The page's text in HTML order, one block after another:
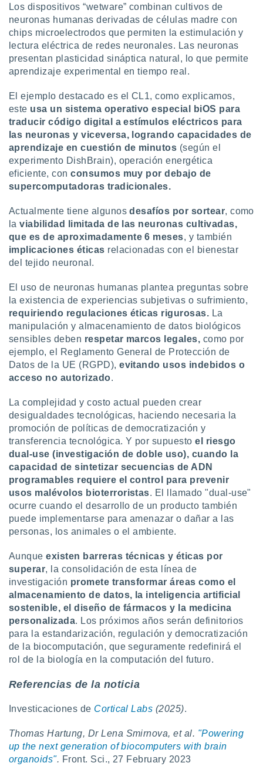
Los dispositivos “wetware” combinan cultivos de
neuronas humanas derivadas de células madre con
chips microelectrodos que permiten la estimulación y
lectura eléctrica de redes neuronales. Las neuronas
presentan plasticidad sináptica natural, lo que permite
aprendizaje experimental en tiempo real.
El ejemplo destacado es el CL1, como explicamos,
este usa un sistema operativo especial biOS para
traducir código digital a estímulos eléctricos para
las neuronas y viceversa, logrando capacidades de
aprendizaje en cuestión de minutos (según el
experimento DishBrain), operación energética
eficiente, conconsumos muy por debajo de
supercomputadoras tradicionales.
Actualmente tiene algunos desafíos por sortear, como
la viabilidad limitada de las neuronas cultivadas,
que es de aproximadamente 6 meses, y también
implicaciones éticas relacionadas con el bienestar
del tejido neuronal.
El uso de neuronas humanas plantea preguntas sobre
la existencia de experiencias subjetivas o sufrimiento,
requiriendo regulaciones éticas rigurosas. La
manipulación y almacenamiento de datos biológicos
sensibles deben respetar marcos legales, como por
ejemplo, el Reglamento General de Protección de
Datos de la UE (RGPD),evitando usos indebidos o
acceso no autorizado.
La complejidad y costo actual pueden crear
desigualdades tecnológicas, haciendo necesaria la
promoción de políticas de democratización y
transferencia tecnológica. Y por supuestoel riesgo
dual-use (investigación de doble uso), cuando la
capacidad de sintetizar secuencias de ADN
programables requiere el control para prevenir
usos malévolos bioterroristas. El llamado "dual-use"
ocurre cuando el desarrollo de un producto también
puede implementarse para amenazar o dañar a las
personas, los animales o el ambiente.
Aunque existen barreras técnicas y éticas por
superar, la consolidación de esta línea de
investigación promete transformar áreas como el
almacenamiento de datos, la inteligencia artificial
sostenible, el diseño de fármacos y la medicina
personalizada. Los próximos años serán definitorios
para la estandarización, regulación y democratización
de la biocomputación, que seguramente redefinirá el
rol de la biología en la computación del futuro.
Referencias de la noticia
Investicaciones de Cortical Labs (2025).
Thomas Hartung, Dr Lena Smirnova, et al. "Powering
up the next generation of biocomputers with brain
organoids". Front. Sci., 27 February 2023